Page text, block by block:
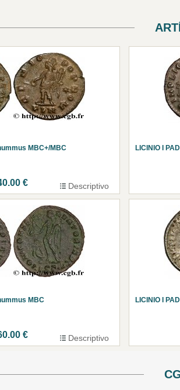
MBC+/MBC
€ Descriptivo
LICINIO I
MBC
€ Descriptivo
LICINIO I